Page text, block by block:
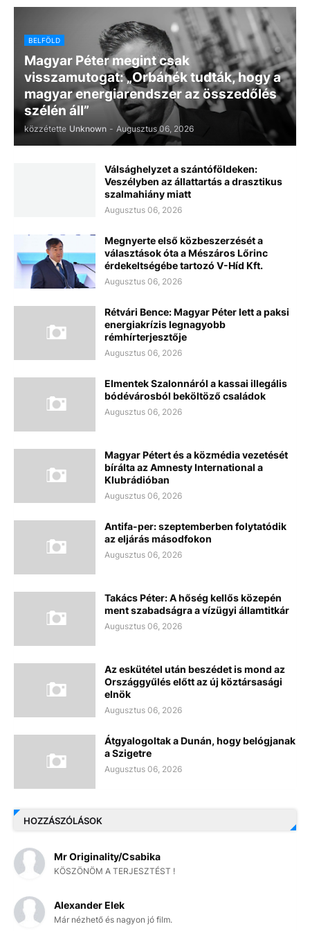
BELFÖLD
Magyar Péter megint csak
visszamutogat: „Orbánék tudták, hogy a
magyar energiarendszer az összedőlés
szélén áll”
közzétette Unknown - Augusztus 06, 2026
Válsághelyzet a szántóföldeken:
Veszélyben az állattartás a drasztikus
szalmahiány miatt
Augusztus 06, 2026
Megnyerte első közbeszerzését a
választások óta a Mészáros Lőrinc
érdekeltségébe tartozó V-Híd Kft.
Augusztus 06, 2026
Rétvári Bence: Magyar Péter lett a paksi
energiakrízis legnagyobb
rémhírterjesztője
Augusztus 06, 2026
Elmentek Szalonnáról a kassai illegális
bódévárosból beköltöző családok
Augusztus 06, 2026
Magyar Pétert és a közmédia vezetését
bírálta az Amnesty International a
Klubrádióban
Augusztus 06, 2026
Antifa-per: szeptemberben folytatódik
az eljárás másodfokon
Augusztus 06, 2026
Takács Péter: A hőség kellős közepén
ment szabadságra a vízügyi államtitkár
Augusztus 06, 2026
Az eskütétel után beszédet is mond az
Országgyűlés előtt az új köztársasági
elnök
Augusztus 06, 2026
Átgyalogoltak a Dunán, hogy belógjanak
a Szigetre
Augusztus 06, 2026
HOZZÁSZÓLÁSOK
Mr Originality/Csabika
KÖSZÖNÖM A TERJESZTÉST !
Alexander Elek
Már nézhető és nagyon jó film.